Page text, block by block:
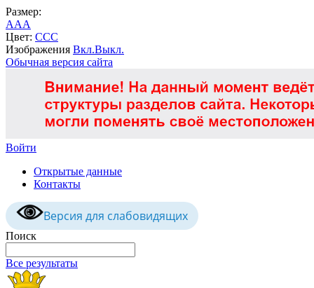
Размер:
AAA
Цвет: CCC
Изображения Вкл.Выкл.
Обычная версия сайта
Войти
Открытые данные
Контакты
Версия для слабовидящих
Поиск
Все результаты